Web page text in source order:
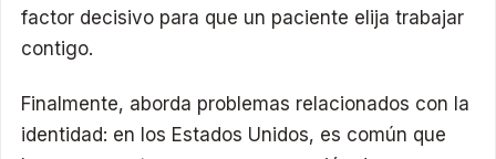
factor decisivo para que un paciente elija trabajar
contigo.
Finalmente, aborda problemas relacionados con la
identidad: en los Estados Unidos, es común que